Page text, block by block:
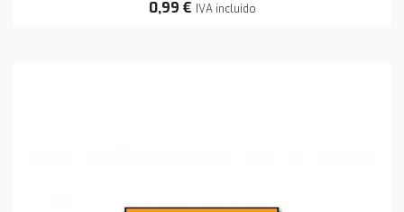
0,99 € IVA incluido